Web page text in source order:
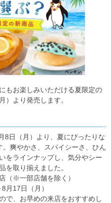
もお楽しみいただける夏限定の
）より発売します。
8日（月）より、夏にぴったりな
爽やかさ、スパイシーさ、ひん
をラインナップし、気分やシー
を取り揃えました。
（※一部店舗を除く）
月17日（月）
で、お早めの来店をおすすめし